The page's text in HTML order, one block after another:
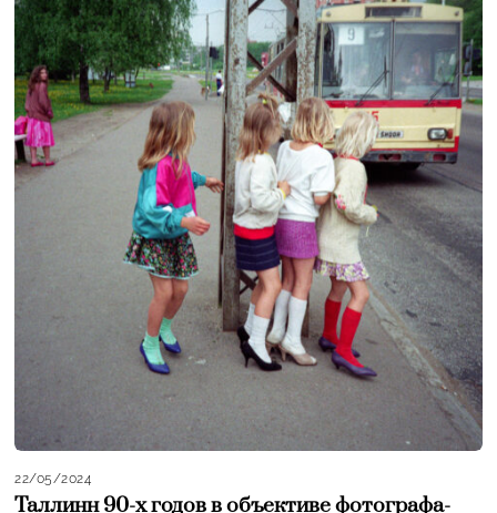
22/05/2024
Таллинн 90-х годов в объективе фотографа-